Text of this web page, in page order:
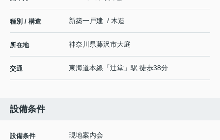
種別 / 構造 新築一戸建 / 木造
所在地 神奈川県藤沢市大庭
交通 東海道本線 「辻堂 」駅 徒歩38分
設備条件
設備条件
現地案内会